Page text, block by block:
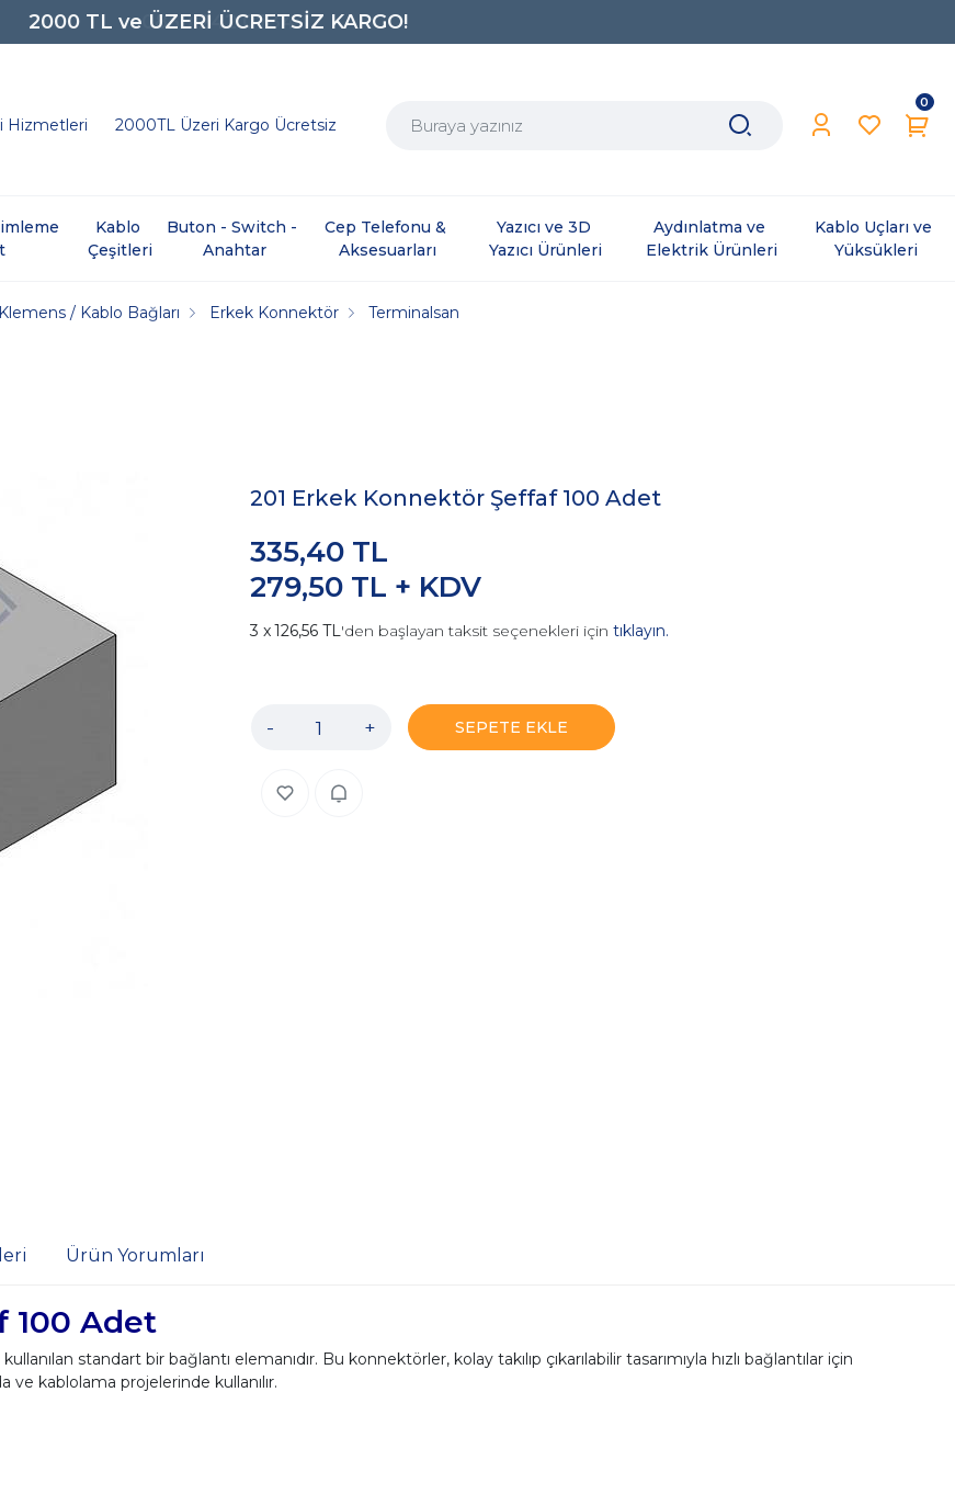
0850 242 0734
Hizmetleri 2000TL Üzeri Kargo Ücretsiz
0
Kablo
Çeşitleri
Buton - Switch -
Anahtar
Cep Telefonu &
Aksesuarları
Yazıcı ve 3D
Yazıcı Ürünleri
Aydınlatma ve
Elektrik Ürünleri
Kablo Uçları ve
Yüksükleri
/ Kablo Bağları Erkek Konnektör Terminalsan
201 Erkek Konnektör Şeffaf 100 Adet
279,50 TL + KDV
335,40 TL
126,56 TL'den başlayan taksit seçenekleri için tıklayın.
- + SEPETE EKLE
Ürün Yorumları
100 Adet
standart bir bağlantı elemanıdır. Bu konnektörler, kolay takılıp çıkarılabilir tasarımıyla hızlı bağlantılar için
ve kablolama projelerinde kullanılır.